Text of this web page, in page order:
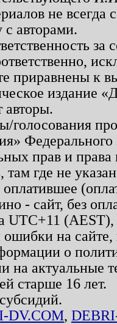
не
с авторами.
приравнены к
издание
авторы.
голосования
прав и
там где не
оплатившее
- сайт, без
UTC+11
на
о
на актуальные
старше 16 лет.
DV.COM,